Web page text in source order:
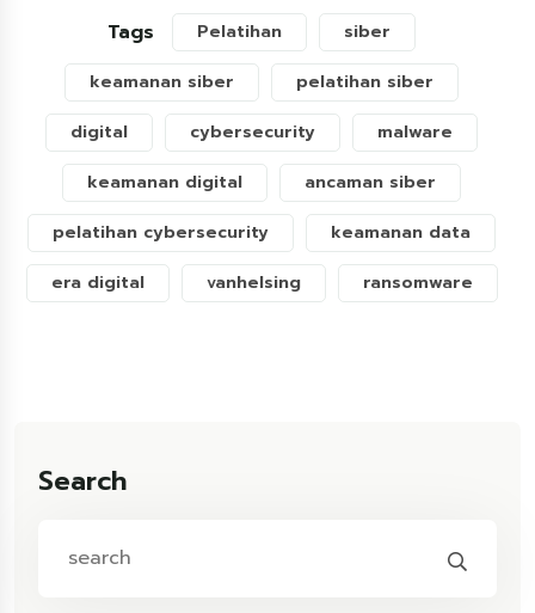
Tags Pelatihan
siber
keamanan siber
pelatihan siber
digital
cybersecurity
malware
keamanan digital
ancaman siber
pelatihan cybersecurity
keamanan data
era digital
vanhelsing ransomware
Search